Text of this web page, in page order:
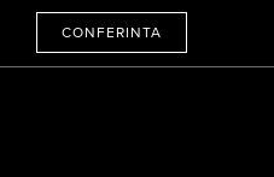
CONFERINTA